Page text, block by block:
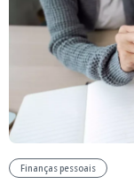
Finanças pessoais